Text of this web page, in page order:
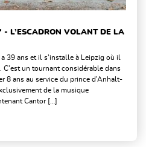
L’ESCADRON VOLANT DE LA
39 ans et il s’installe à Leipzig où il
C’est un tournant considérable dans
8 ans au service du prince d’Anhalt-
de la musique
Cantor […]